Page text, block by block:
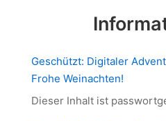
Geschützt: Digitaler
Frohe Weinachten!
Dieser Inhalt ist